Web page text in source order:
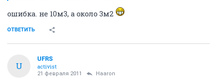
ошибка. не 10м3, а около 3м2
ОТВЕТИТЬ
U
UFRS
activist
21 февраля 2011 Haaron